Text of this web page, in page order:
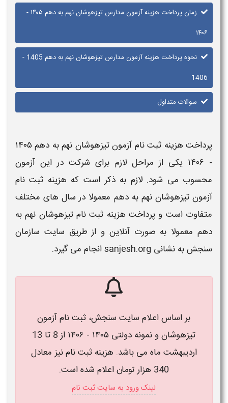
زمان پرداخت هزینه آزمون مدارس تیزهوشان نهم به دهم ۱۴۰۵ -
۱۴۰۶
نحوه پرداخت هزینه آزمون مدارس تیزهوشان نهم به دهم 1405 -
1406
سوالات متداول
پرداخت هزینه ثبت نام آزمون تیزهوشان نهم به دهم ۱۴۰۵
- ۱۴۰۶
یکی از مراحل لازم برای شرکت در این آزمون
محسوب می شود. لازم به ذکر است که هزینه ثبت نام
آزمون تیزهوشان نهم به دهم معمولا در سال های مختلف
متفاوت است و پرداخت هزینه ثبت نام تیزهوشان نهم به
دهم معمولا به صورت آنلاین و از طریق سایت سازمان
سنجش به نشانی sanjesh.org
انجام می گیرد.
بر اساس اعلام سایت سنجش، ثبت نام آزمون
تیزهوشان و نمونه دولتی ۱۴۰۵ - ۱۴۰۶ از 8 تا 13
اردیبهشت ماه می باشد.​ هزینه ثبت نام نیز معادل
340 هزار تومان اعلام شده است.
لینک ورود به سایت ثبت نام